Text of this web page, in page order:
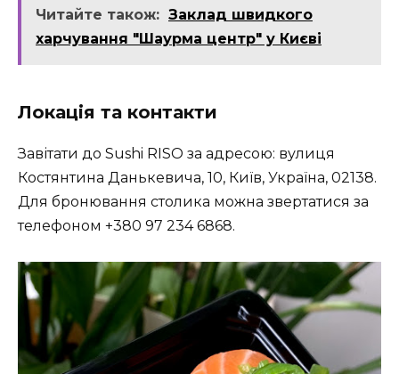
Читайте також: Заклад швидкого
харчування "Шаурма центр" у Києві
Локація та контакти
Завітати до Sushi RISO за адресою: вулиця
Костянтина Данькевича, 10, Київ, Україна, 02138.
Для бронювання столика можна звертатися за
телефоном +380 97 234 6868.